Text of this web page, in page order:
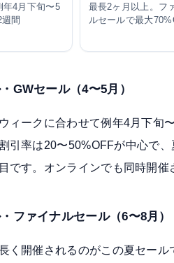
年4月下旬〜5
間
最長2ヶ月以上。フ
ルセールで最大
GWセール（4〜5月）
ィークに合わせて例年4月下旬
引率は20〜50%OFFが中心で
です。オンラインでも同時開
ファイナルセール（6〜8月）
く開催されるのがこの夏セー